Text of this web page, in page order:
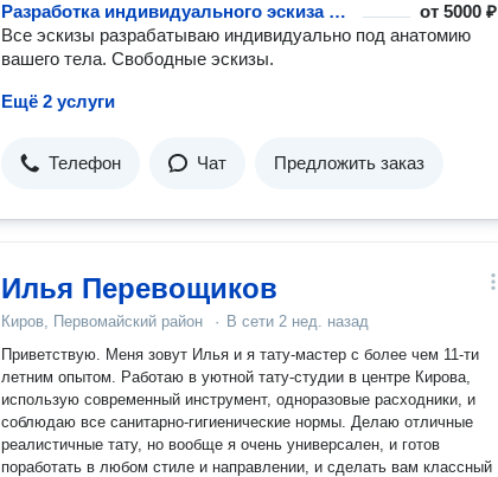
Разработка индивидуального эскиза татуировки от5000 ₽
Все эскизы разрабатываю индивидуально под анатомию
вашего тела. Свободные эскизы.
Ещё 2 услуги
Телефон Чат Предложить заказ
Илья Перевощиков
Киров, Первомайский район · В сети 2 нед. назад
Приветствую. Меня зовут Илья и я тату-мастер с более чем 11-ти
летним опытом. Работаю в уютной тату-студии в центре Кирова,
использую современный инструмент, одноразовые расходники, и
соблюдаю все санитарно-гигиенические нормы. Делаю отличные
реалистичные тату, но вообще я очень универсален, и готов
поработать в любом стиле и направлении, и сделать вам классный